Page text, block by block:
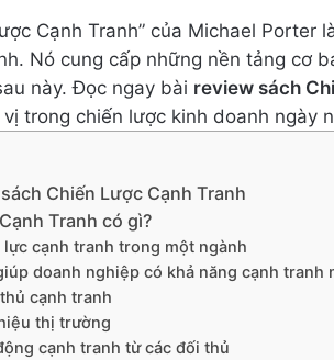
Cạnh Tranh” của Michael
Nó cung cấp những nền tảng cơ
này. Đọc ngay bài review sách
trong chiến lược kinh doanh ngày
Chiến Lược Cạnh Tranh
Tranh có gì?
lực cạnh tranh trong một ngành
doanh nghiệp có khả năng cạnh tranh
cạnh tranh
thị trường
cạnh tranh từ các đối thủ